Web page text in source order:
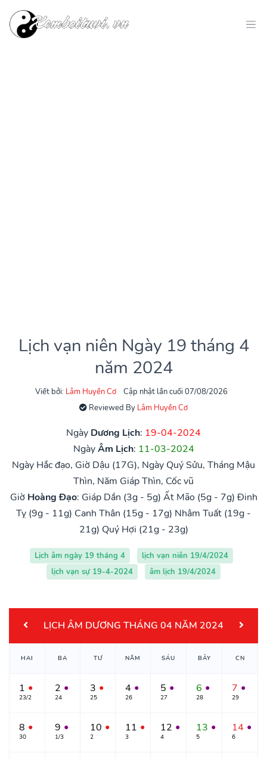
Lịch vạn niên Ngày 19 tháng 4
năm 2024
Viết bởi: Lâm Huyền Cơ
Cập nhật lần cuối 07/08/2026
Reviewed By Lâm Huyền Cơ
Ngày Dương Lịch: 19-04-2024
NgàyÂm Lịch: 11-03-2024
Ngày Hắc đạo, Giờ Dậu (17G), Ngày Quý Sửu, Tháng Mậu
Thìn, Năm Giáp Thìn, Cốc vũ
Giờ Hoàng Đạo: Giáp Dần (3g - 5g) Ất Mão (5g - 7g) Đinh
Tỵ (9g - 11g) Canh Thân (15g - 17g) Nhâm Tuất (19g -
21g) Quý Hợi (21g - 23g)
Lịch âm ngày 19 tháng 4
lịch vạn niên 19/4/2024
lịch vạn sự 19-4-2024
âm lịch 19/4/2024
LỊCH ÂM DƯƠNG THÁNG 04 NĂM 2024
HAI BA TƯ NĂM SÁU BẢY CN
1 ●
23/2
2 ●
24
3 ●
25
4 ●
26
5 ●
27
6 ●
28
7 ●
29
8 ●
30
9 ●
1/3
10 ●
2
11 ●
3
12 ●
4
13 ●
5
14 ●
6